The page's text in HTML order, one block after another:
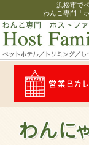
浜松市で
わんこ専門「